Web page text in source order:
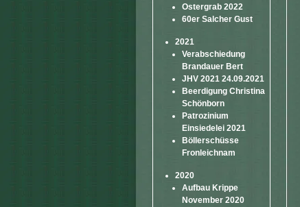
Ostergrab 2022
60er Salcher Gust
2021
Verabschiedung
Brandauer Bert
JHV 2021 24.09.2021
Beerdigung Christina
Schönborn
Patrozinium
Einsiedelei 2021
Böllerschüsse
Fronleichnam
2020
Aufbau Krippe
November 2020